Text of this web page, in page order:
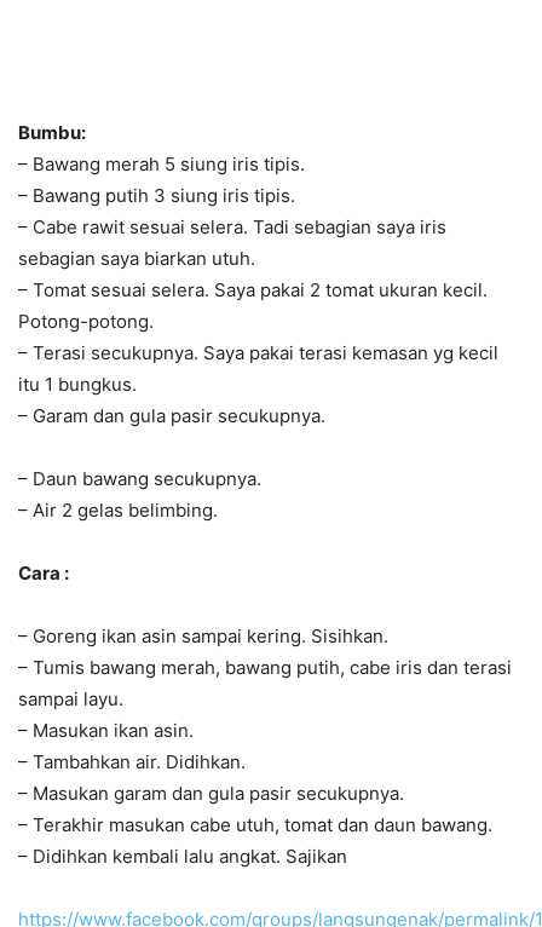
Bumbu:
– Bawang merah 5 siung iris tipis.
– Bawang putih 3 siung iris tipis.
– Cabe rawit sesuai selera. Tadi sebagian saya iris
sebagian saya biarkan utuh.
– Tomat sesuai selera. Saya pakai 2 tomat ukuran kecil.
Potong-potong.
– Terasi secukupnya. Saya pakai terasi kemasan yg kecil
itu 1 bungkus.
– Garam dan gula pasir secukupnya.
– Daun bawang secukupnya.
– Air 2 gelas belimbing.
Cara :
– Goreng ikan asin sampai kering. Sisihkan.
– Tumis bawang merah, bawang putih, cabe iris dan terasi
sampai layu.
– Masukan ikan asin.
– Tambahkan air. Didihkan.
– Masukan garam dan gula pasir secukupnya.
– Terakhir masukan cabe utuh, tomat dan daun bawang.
– Didihkan kembali lalu angkat. Sajikan
https://www.facebook.com/groups/langsungenak/permalink/